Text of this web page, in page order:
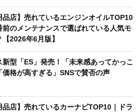
品店】売れているエンジンオイルTOP10
前のメンテナンスで選ばれている人気モ
2026年6月版】
新型「ES」発売！「未来感あってかっこ
価格が高すぎる」SNSで賛否の声
品店】売れているカーナビTOP10｜ドラ